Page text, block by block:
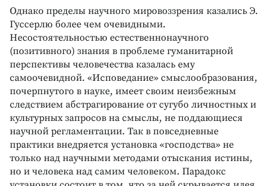
Однако пределы научного мировоззрения казались Э.
Гуссерлю более чем очевидными.
Несостоятельностью естественнонаучного
(позитивного) знания в проблеме гуманитарной
перспективы человечества казалась ему
самоочевидной. «Исповедание» смыслообразования,
почерпнутого в науке, имеет своим неизбежным
следствием абстрагирование от сугубо личностных и
культурных запросов на смыслы, не поддающиеся
научной регламентации. Так в повседневные
практики внедряется установка «господства» не
только над научными методами отыскания истины,
но и человека над самим человеком. Парадокс